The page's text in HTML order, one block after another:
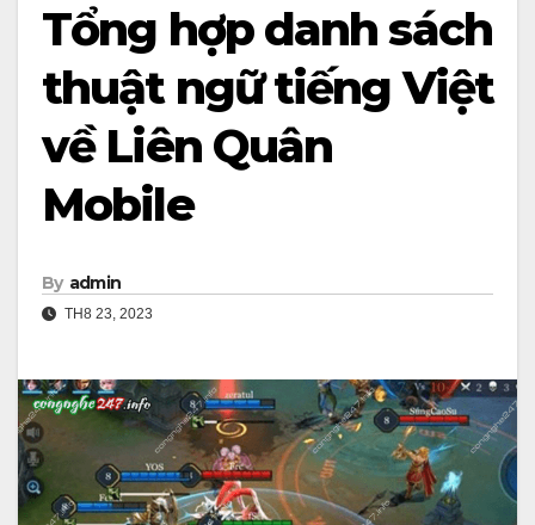
Tổng hợp danh sách
thuật ngữ tiếng Việt
về Liên Quân
Mobile
By admin
TH8 23, 2023